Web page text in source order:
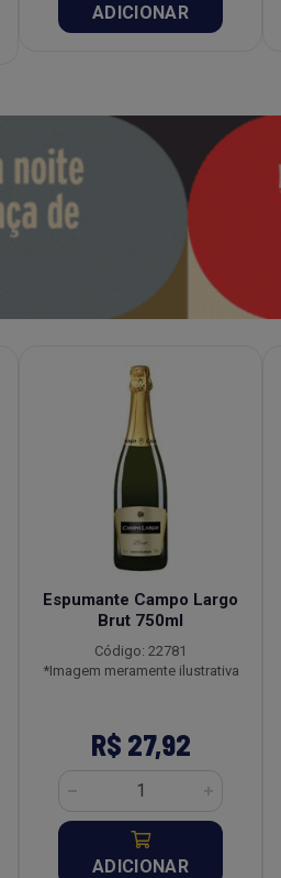
ADICIONAR
Espumante Campo Largo
Brut 750ml
Código: 22781
*Imagem meramente ilustrativa
R$ 27,92
ADICIONAR